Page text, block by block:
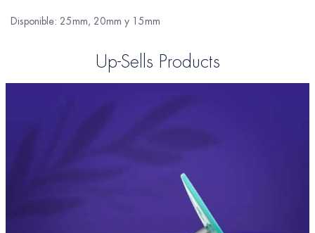
Disponible: 25mm, 20mm y 15mm
Up-Sells Products